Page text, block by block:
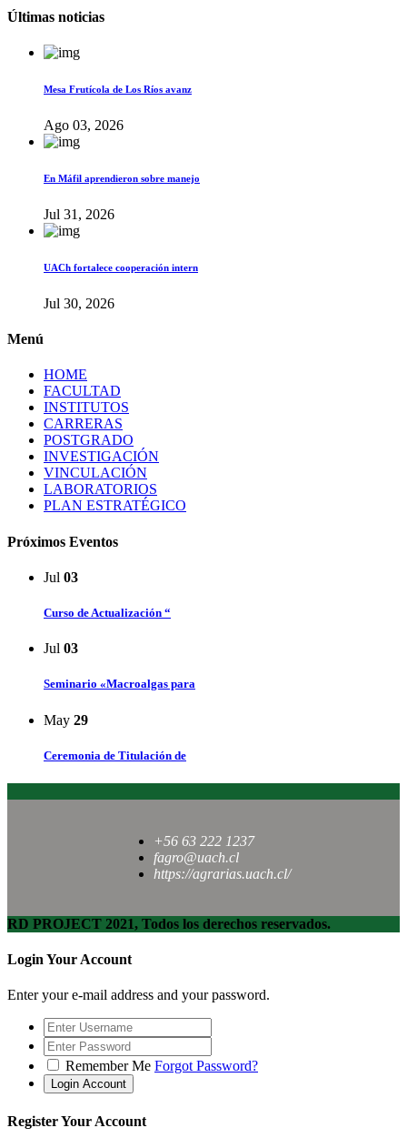
Últimas noticias
Mesa Frutícola de Los Ríos avanz
Ago 03, 2026
En Máfil aprendieron sobre manejo
Jul 31, 2026
UACh fortalece cooperación intern
Jul 30, 2026
Menú
HOME
FACULTAD
INSTITUTOS
CARRERAS
POSTGRADO
INVESTIGACIÓN
VINCULACIÓN
LABORATORIOS
PLAN ESTRATÉGICO
Próximos Eventos
Jul 03
Curso de Actualización “
Jul 03
Seminario «Macroalgas para
May 29
Ceremonia de Titulación de
+56 63 222 1237
fagro@uach.cl
https://agrarias.uach.cl/
RD PROJECT 2021, Todos los derechos reservados.
Login Your Account
Enter your e-mail address and your password.
Remember Me Forgot Password?
Register Your Account